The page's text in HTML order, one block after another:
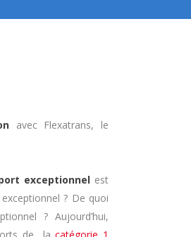
avec Flexatrans, le
exceptionnelest
? De quoi
? Aujourd’hui,